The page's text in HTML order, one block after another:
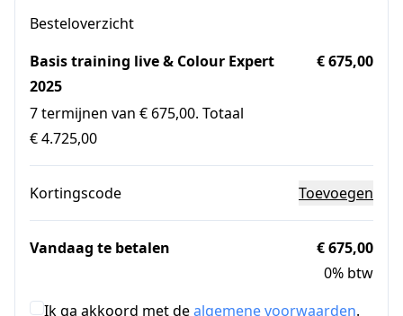
Besteloverzicht
Basis training live & Colour Expert
2025
7 termijnen van € 675,00. Totaal
€ 4.725,00
€ 675,00
Kortingscode Toevoegen
Vandaag te betalen
€ 675,00
0% btw
Ik ga akkoord met dealgemene voorwaarden.